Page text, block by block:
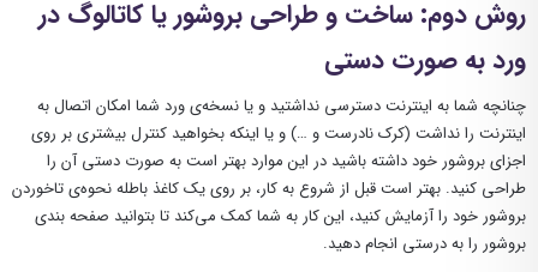
روش دوم: ساخت و طراحی بروشور یا کاتالوگ در
ورد به صورت دستی
چنانچه شما به اینترنت دسترسی نداشتید و یا نسخه‌ی ورد شما امکان اتصال به
اینترنت را نداشت (کرک نادرست و …) و یا اینکه بخواهید کنترل بیشتری بر روی
اجزای بروشور خود داشته باشید در این موارد بهتر است به صورت دستی آن را
طراحی کنید. بهتر است قبل از شروع به کار، بر روی یک کاغذ باطله نحوه‌ی تاخوردن
بروشور خود را آزمایش کنید، این کار به شما کمک می‌کند تا بتوانید صفحه بندی
بروشور را به درستی انجام دهید.